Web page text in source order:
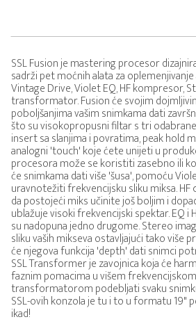
SSL Fusion je mastering procesor
sadrži pet moćnih alata za
Vintage Drive, Violet EQ, HF kompresor,
transformator. Fusion će svojim
poboljšanjima vašim snimkama dati
što su visokopropusni filtar s tri
insert sa slanjima i povratima, peak hold
analogni 'touch' koje ćete unijeti u
procesora može se koristiti zasebno ili
će snimkama dati više 'šusa', pomoću
uravnotežiti frekvencijsku sliku miksa.
da postojeći miks učinite još boljim i
ublažuje visoki frekvencijski spektar. EQ i
su nadopuna jedno drugome. Stereo
sliku vaših mikseva ostavljajući tako više
će njegova funkcija 'depth' dati snimci
SSL Transformer je zavojnica koja će
faznim pomacima u višem
transformatorom podebljati svaku
SSL-ovih konzola je tu i to u formatu 19"
ikad!